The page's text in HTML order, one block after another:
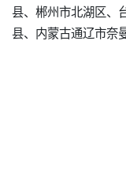
县、郴州市北湖区、
县、内蒙古通辽市奈